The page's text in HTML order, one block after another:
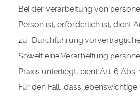
Bei der Verarbeitung von
Person ist, erforderlich ist, dient
zur Durchführung
Soweit eine Verarbeitung
Praxis unterliegt, dient Art. 6 Abs.
Für den Fall, dass